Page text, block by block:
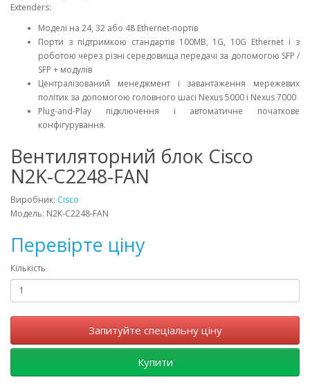
Extenders:
Моделі на 24, 32 або 48 Ethernet-портів
Порти з підтримкою стандартів 100MB, 1G, 10G Ethernet і з
роботою через різні середовища передачі за допомогою SFP /
SFP + модулів
Централізований менеджмент і завантаження мережевих
політик за допомогою головного шасі Nexus 5000 і Nexus 7000
Plug-and-Play підключення і автоматичне початкове
конфігурування.
Вентиляторний блок Cisco
N2K-C2248-FAN
Виробник: Cisco
Модель: N2K-C2248-FAN
Перевірте ціну
Кількість
Запитуйте спеціальну ціну
Купити